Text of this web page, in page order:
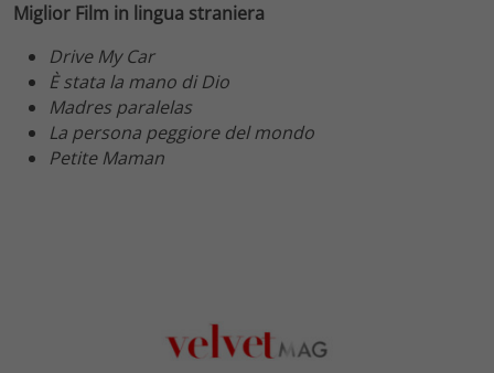
Miglior Film in lingua straniera
Drive My Car
È stata la mano di Dio
Madres paralelas
La persona peggiore del mondo
Petite Maman